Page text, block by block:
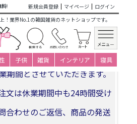
料! 新規会員登録 マイページ
ログイン
業界No.1の韓国雑貨のネットショップです。
子供 雑貨 インテリア 寝具
衣装小物下着>ヘア飾り> 韓国ヘア
かんざし・メノウのピニョ
知らせ
年8月11日(火)〜2026年8月
期間とさせていただきます。
文は休業期間中も24時間受け
合わせのご返信、商品の発送